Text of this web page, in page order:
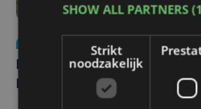
di 4 augustus |
Man en vrouw dood
Pieters Brugge
SHOW ALL PARTNERS
Strikt
noodzakelijk